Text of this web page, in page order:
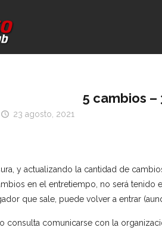
5 cambios –
23 agosto, 2021
y actualizando la cantidad de
en el entretiempo, no será tenido
que sale, puede volver a entrar
consulta comunicarse con la